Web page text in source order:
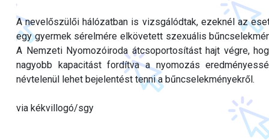
A nevelőszülői hálózatban is vizsgálódtak, ezeknél az
egy gyermek sérelmére elkövetett szexuális
A Nemzeti Nyomozóiroda átcsoportosítást hajt végre,
nagyobb kapacitást fordítva a nyomozás
névtelenül lehet bejelentést tenni a bűncselekményekről.
via kékvillogó/sgy